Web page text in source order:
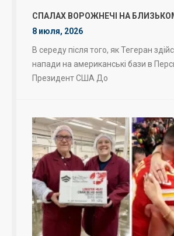
СПАЛАХ ВОРОЖНЕЧІ НА
8 июля, 2026
В середу після того, як Тегеран
напади на американські бази в
Президент США До